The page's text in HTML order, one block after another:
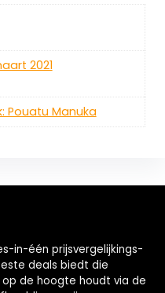
2021
Pouatu Manuka
in-één prijsvergelijkings-
deals biedt die
de hoogte houdt via de